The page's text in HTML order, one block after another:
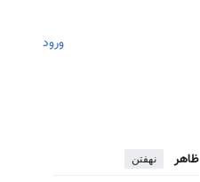
ورود
ظاهر نهفتن